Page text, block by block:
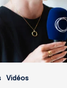
Vidéos